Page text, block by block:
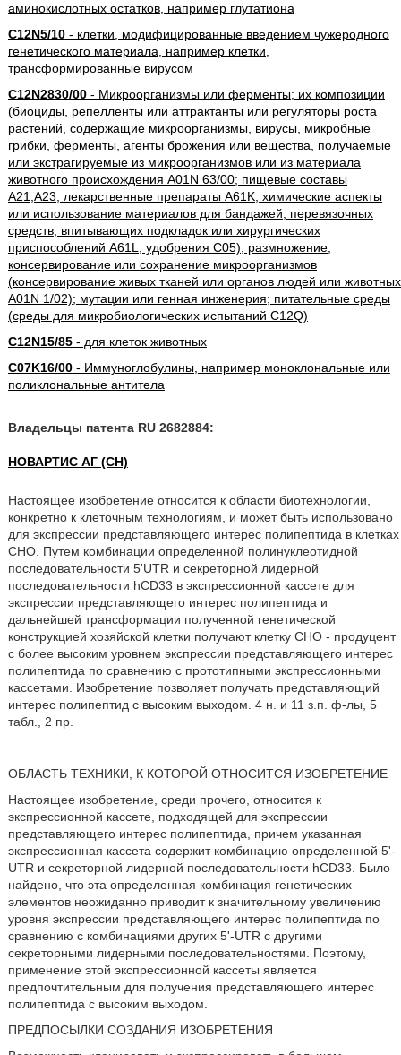
аминокислотных остатков, например глутатиона
C12N5/10- клетки, модифицированные введением чужеродного
генетического материала, например клетки,
трансформированные вирусом
C12N2830/00- Микроорганизмы или ферменты; их композиции
(биоциды, репелленты или аттрактанты или регуляторы роста
растений, содержащие микроорганизмы, вирусы, микробные
грибки, ферменты, агенты брожения или вещества, получаемые
или экстрагируемые из микроорганизмов или из материала
животного происхождения A01N 63/00; пищевые составы
A21,A23; лекарственные препараты A61K; химические аспекты
или использование материалов для бандажей, перевязочных
средств, впитывающих подкладок или хирургических
приспособлений A61L; удобрения C05); размножение,
консервирование или сохранение микроорганизмов
(консервирование живых тканей или органов людей или животных
A01N 1/02); мутации или генная инженерия; питательные среды
(среды для микробиологических испытаний C12Q)
C12N15/85- для клеток животных
C07K16/00- Иммуноглобулины, например моноклональные или
поликлональные антитела
Владельцы патента RU 2682884:
НОВАРТИС АГ (CH)
Настоящее изобретение относится к области биотехнологии,
конкретно к клеточным технологиям, и может быть использовано
для экспрессии представляющего интерес полипептида в клетках
CHO. Путем комбинации определенной полинуклеотидной
последовательности 5'UTR и секреторной лидерной
последовательности hCD33 в экспрессионной кассете для
экспрессии представляющего интерес полипептида и
дальнейшей трансформации полученной генетической
конструкцией хозяйской клетки получают клетку CHO - продуцент
с более высоким уровнем экспрессии представляющего интерес
полипептида по сравнению с прототипными экспрессионными
кассетами. Изобретение позволяет получать представляющий
интерес полипептид с высоким выходом. 4 н. и 11 з.п. ф-лы, 5
табл., 2 пр.
ОБЛАСТЬ ТЕХНИКИ, К КОТОРОЙ ОТНОСИТСЯ ИЗОБРЕТЕНИЕ
Настоящее изобретение, среди прочего, относится к
экспрессионной кассете, подходящей для экспрессии
представляющего интерес полипептида, причем указанная
экспрессионная кассета содержит комбинацию определенной 5'-
UTR и секреторной лидерной последовательности hCD33. Было
найдено, что эта определенная комбинация генетических
элементов неожиданно приводит к значительному увеличению
уровня экспрессии представляющего интерес полипептида по
сравнению с комбинациями других 5'-UTR с другими
секреторными лидерными последовательностями. Поэтому,
применение этой экспрессионной кассеты является
предпочтительным для получения представляющего интерес
полипептида с высоким выходом.
ПРЕДПОСЫЛКИ СОЗДАНИЯ ИЗОБРЕТЕНИЯ